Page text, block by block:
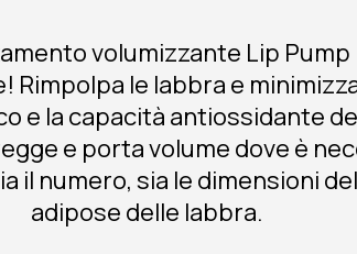
volumizzante Lip Pump
Rimpolpa le labbra e
e la capacità antiossidante
e porta volume dove è
il numero, sia le dimensioni
adipose delle labbra.